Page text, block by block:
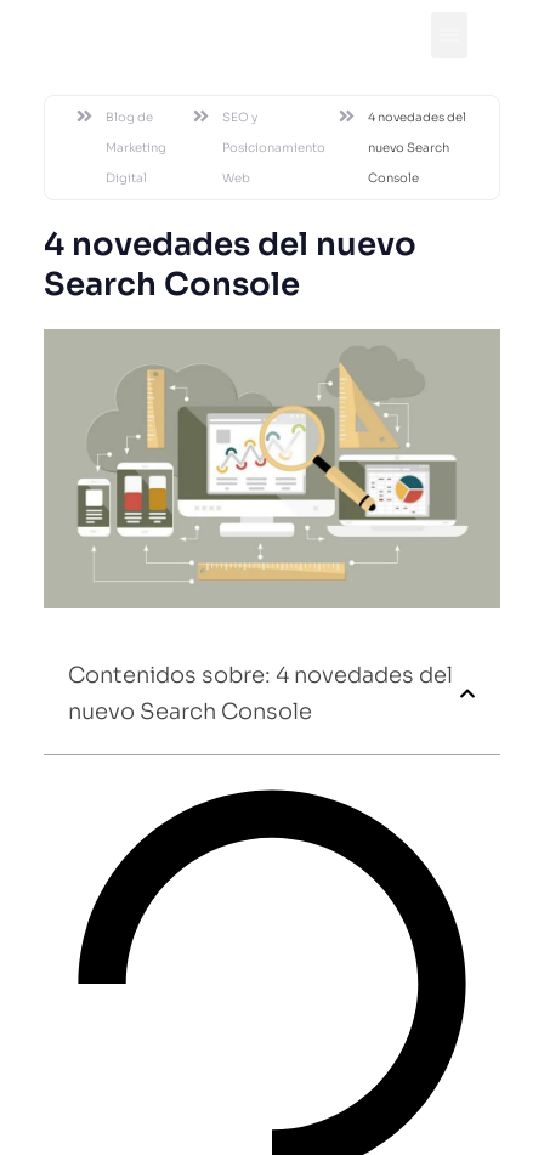
Blog de
Marketing
Digital
SEO y
Posicionamiento
Web
4 novedades del
nuevo Search
Console
4 novedades del nuevo
Search Console
Contenidos sobre: 4 novedades del
nuevo Search Console